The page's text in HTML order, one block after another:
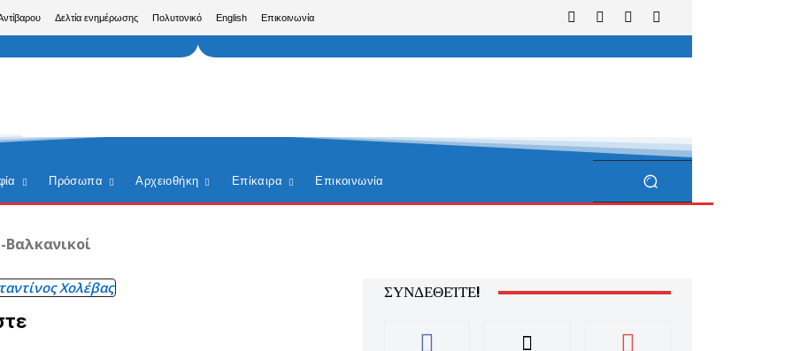
Δελτία ενημέρωσης Πολυτονικό English Επικοινωνία
Πρόσωπα Αρχειοθήκη Επίκαιρα Επικοινωνία
Χολέβας ΣΥΝΔΕΘΕΊΤΕ!